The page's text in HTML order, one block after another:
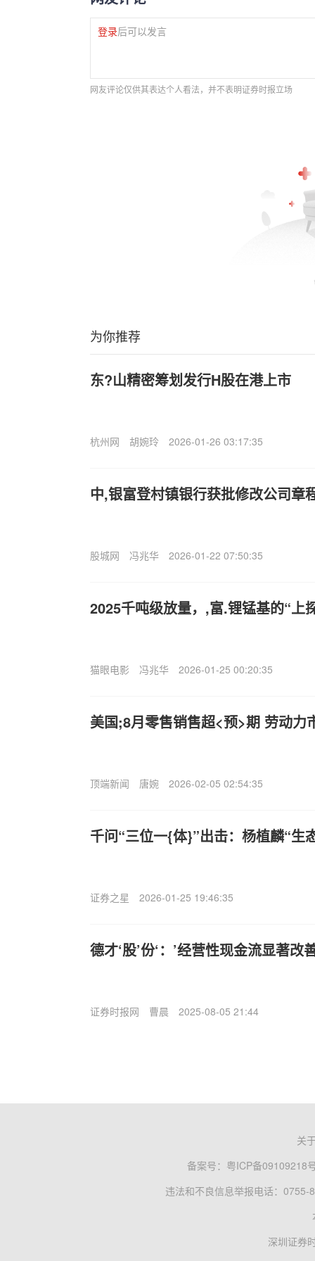
登录后可以发言
网友评论仅供其表达个人看法，并不表明证券时报立场
为你推荐
东?山精密筹划发行H股在港上市
杭州网 胡婉玲 2026-01-26 03:17:35
中,银富登村镇银行获批修改公司章
股城网 冯兆华 2026-01-22 07:50:35
2025千吨级放量，,富.锂锰基的“上
猫眼电影 冯兆华 2026-01-25 00:20:35
美国;8月零售销售超<预>期 劳动力
顶端新闻 唐婉 2026-02-05 02:54:35
千问“三位一{体}”出击：杨植麟“生
证券之星 2026-01-25 19:46:35
德才‘股’份‘：’经营性现金流显著改
证券时报网 曹晨 2025-08-05 21:44
关
备案号： 粤ICP备09109218
违法和不良信息举报电话：0755-
深圳证券